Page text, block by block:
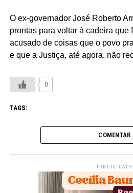
O ex-governador José Roberto
prontas para voltar à cadeira que
acusado de coisas que o povo
e que a Justiça, até agora, não
0
TAGS:
COMENTAR
PUBLICIDADE